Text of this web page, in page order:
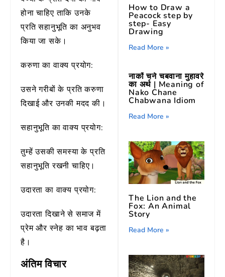
होना चाहिए ताकि उनके
प्रति सहानुभूति का अनुभव
किया जा सके।
करुणा का वाक्य प्रयोग:
उसने गरीबों के प्रति करुणा
दिखाई और उनकी मदद की।
सहानुभूति का वाक्य प्रयोग:
तुम्हें उसकी समस्या के प्रति
सहानुभूति रखनी चाहिए।
उदारता का वाक्य प्रयोग:
उदारता दिखाने से समाज में
प्रेम और स्नेह का भाव बढ़ता
है।
अंतिम विचार
How to Draw a
Peacock step by
step- Easy
Drawing
Read More »
नाकों चने चबवाना मुहावरे
का अर्थ | Meaning of
Nako Chane
Chabwana Idiom
Read More »
The Lion and the
Fox: An Animal
Story
Read More »